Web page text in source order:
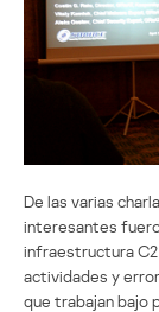
De las varias
interesantes
infraestructura
actividades y
que trabajan bajo